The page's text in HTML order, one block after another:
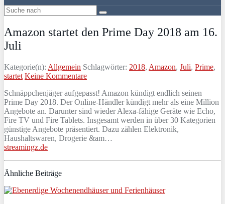
Amazon startet den Prime Day 2018 am 16.
Juli
Kategorie(n): Allgemein Schlagwörter: 2018, Amazon, Juli, Prime,
startet Keine Kommentare
Schnäppchenjäger aufgepasst! Amazon kündigt endlich seinen
Prime Day 2018. Der Online-Händler kündigt mehr als eine Million
Angebote an. Darunter sind wieder Alexa-fähige Geräte wie Echo,
Fire TV und Fire Tablets. Insgesamt werden in über 30 Kategorien
günstige Angebote präsentiert. Dazu zählen Elektronik,
Haushaltswaren, Drogerie &am…
streamingz.de
Ähnliche Beiträge